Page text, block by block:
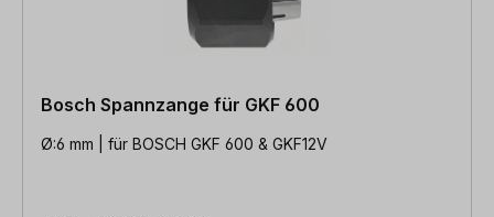
Bosch Spannzange für GKF 600
Ø:6 mm | für BOSCH GKF 600 & GKF12V